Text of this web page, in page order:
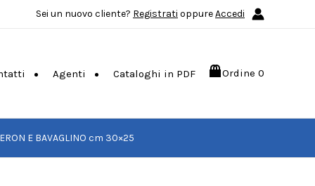
Sei un nuovo cliente? Registrati oppureAccedi
Agenti Cataloghi in PDF Ordine 0
E BAVAGLINO cm 30×25